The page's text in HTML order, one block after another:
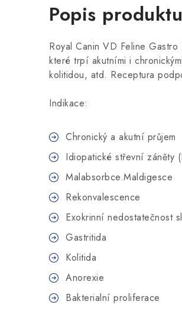
Popis produktu
Royal Canin VD Feline Gastro
které trpí akutními i
kolitidou, atd. Receptura
Indikace:
Chronický a akutní průjem
Idiopatické střevní záněty
Malabsorbce.Maldigesce
Rekonvalescence
Exokrinní nedostatečnost
Gastritida
Kolitida
Anorexie
Bakterialní proliferace